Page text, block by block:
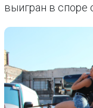
выигран в споре